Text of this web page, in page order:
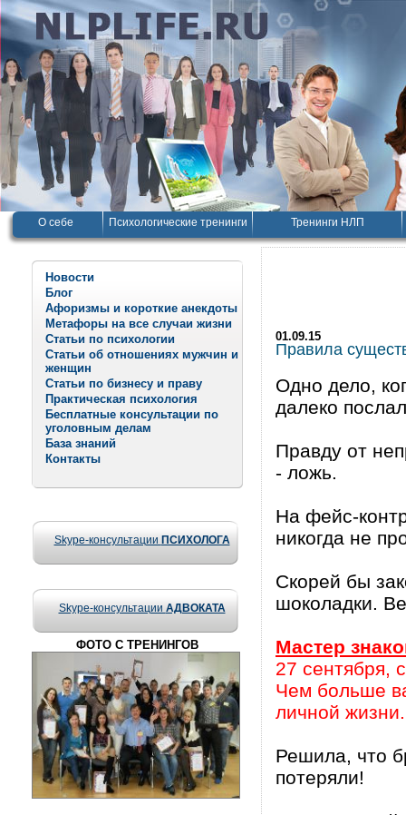
О себе Психологические тренинги Тренинги НЛП
Новости
Блог
Афоризмы и короткие анекдоты
Метафоры на все случаи жизни
Статьи по психологии
Статьи об отношениях мужчин и
женщин
Статьи по бизнесу и праву
Практическая психология
Бесплатные консультации по
уголовным делам
База знаний
Контакты
Skype-консультации ПСИХОЛОГА
Skype-консультации АДВОКАТА
ФОТО С ТРЕНИНГОВ
01.09.15
Правила
Одно дело,
далеко
Правду от
- ложь.
На фейс-
никогда не
Скорей бы
шоколадки.
Мастер
27 сентября,
Чем больше
личной
Решила, что
потеряли!